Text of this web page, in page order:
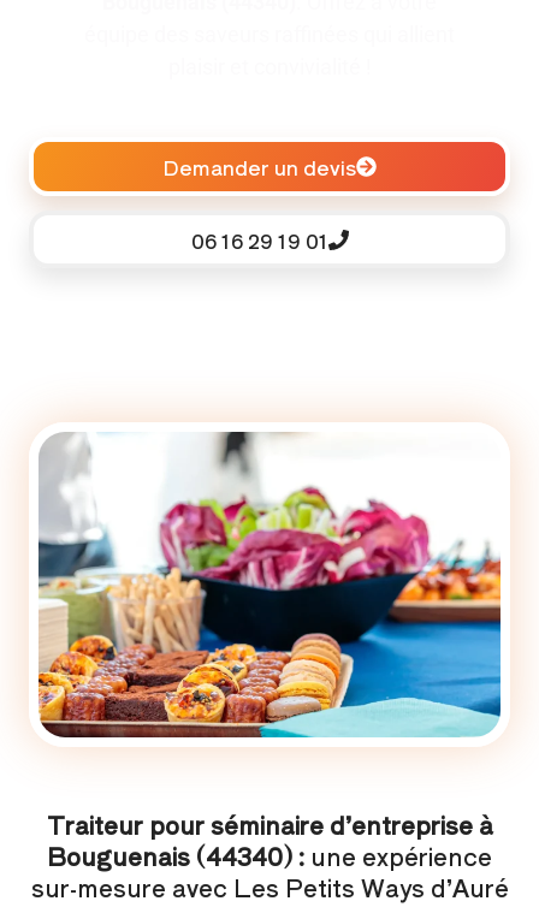
Demander un devis
06 16 29 19 01
Traiteur pour séminaire d’entreprise à
Bouguenais (44340) : une expérience
sur-mesure avec Les Petits Ways d’Auré